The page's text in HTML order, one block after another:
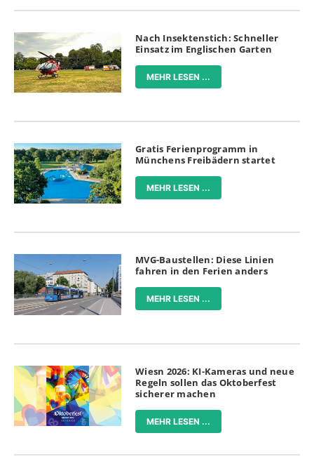
Nach Insektenstich: Schneller
Einsatz im Englischen Garten
MEHR LESEN ...
Gratis Ferienprogramm in
Münchens Freibädern startet
MEHR LESEN ...
MVG-Baustellen: Diese Linien
fahren in den Ferien anders
MEHR LESEN ...
Wiesn 2026: KI-Kameras und neue
Regeln sollen das Oktoberfest
sicherer machen
MEHR LESEN ...